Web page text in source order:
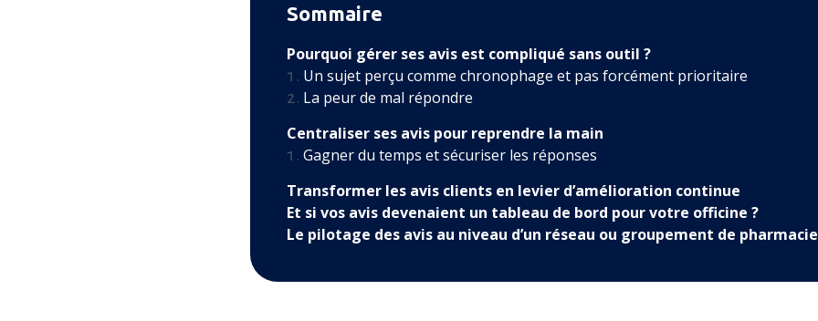
Sommaire
Pourquoi gérer ses avis est compliqué sans outil ?
Un sujet perçu comme chronophage et pas forcément prioritaire
La peur de mal répondre
Centraliser ses avis pour reprendre la main
Gagner du temps et sécuriser les réponses
Transformer les avis clients en levier d’amélioration continue
Et si vos avis devenaient un tableau de bord pour votre officine ?
Le pilotage des avis au niveau d’un réseau ou groupement de